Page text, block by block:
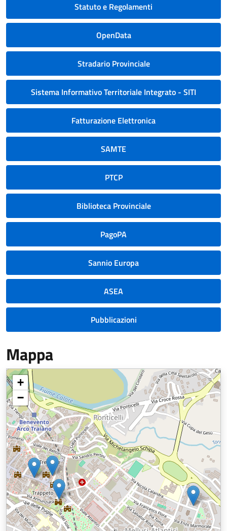
Statuto e Regolamenti
OpenData
Stradario Provinciale
Sistema Informativo Territoriale Integrato - SITI
Fatturazione Elettronica
SAMTE
PTCP
Biblioteca Provinciale
PagoPA
Sannio Europa
ASEA
Pubblicazioni
Mappa
+
−